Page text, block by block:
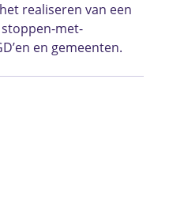
realiseren van een
met-
en gemeenten.